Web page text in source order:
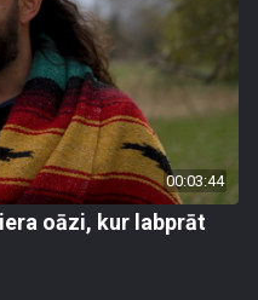
00:03:44
oāzi, kur labprāt